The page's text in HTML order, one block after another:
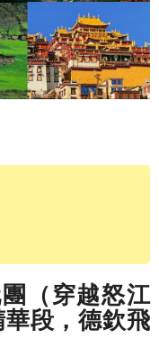
（穿越怒江
段，德欽飛